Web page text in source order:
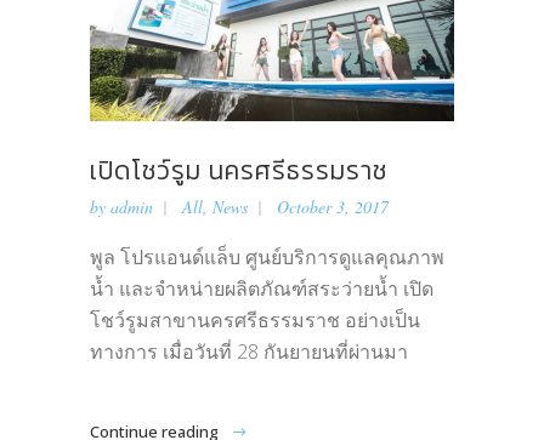
เปิดโชว์รูม นครศรีธรรมราช
by admin All, News October 3, 2017
พูล โปรแอนด์แล็บ ศูนย์บริการดูแลคุณภาพ
น้ำ และจำหน่ายผลิตภัณฑ์สระว่ายน้ำ เปิด
โชว์รูมสาขานครศรีธรรมราช อย่างเป็น
ทางการ เมื่อวันที่ 28 กันยายนที่ผ่านมา
Continue reading